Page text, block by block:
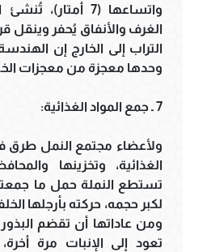
واتساعها (7
الغرف والأنفاق يُحفر وينقل
التراب إلى الخارج إن
وحدها معجزة من معجزات
7 ـ جمع المواد الغذائية:
ولأعضاء مجتمع النمل طرق
الغذائية، وتخزينها
تستطع النملة حمل ما
لكبر حجمه، حركته بأرجلها
ومن عاداتها أن تقضم
تعود إلى الإنبات مرة